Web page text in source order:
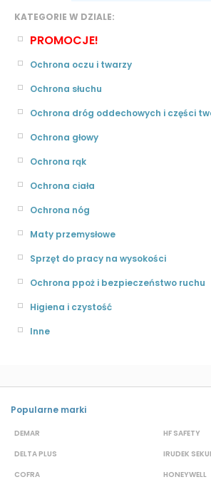
KATEGORIE W DZIALE:
PROMOCJE!
Ochrona oczu i twarzy
Ochrona słuchu
Ochrona dróg oddechowych i części
Ochrona głowy
Ochrona rąk
Ochrona ciała
Ochrona nóg
Maty przemysłowe
Sprzęt do pracy na wysokości
Ochrona ppoż i bezpieczeństwo ruchu
Higiena i czystość
Inne
Popularne marki
DEMAR
DELTA PLUS
COFRA
HF SAFETY
IRUDEK
HONEYWELL